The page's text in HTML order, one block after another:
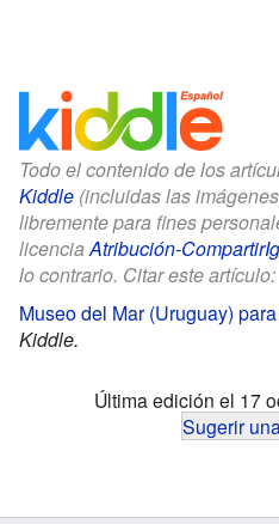
Todo el contenido de los
Kiddle (incluidas las
libremente para fines
licenciaAtribución-
lo contrario. Citar este artículo:
Museo del Mar (Uruguay)
Kiddle.
Última edición el 17
Sugerir